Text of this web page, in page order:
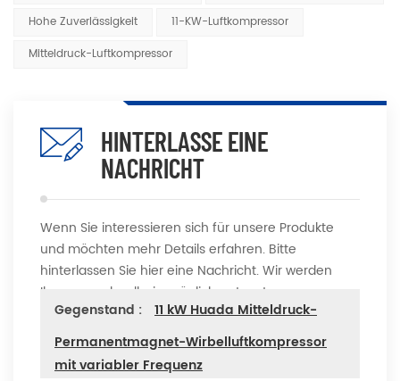
Hohe Zuverlässigkeit
11-KW-Luftkompressor
Mitteldruck-Luftkompressor
HINTERLASSE EINE
NACHRICHT
Wenn Sie interessieren sich für unsere Produkte
und möchten mehr Details erfahren. Bitte
hinterlassen Sie hier eine Nachricht. Wir werden
Ihnen so schnell wie möglich antworten
Gegenstand :
11 kW Huada Mitteldruck-
Permanentmagnet-Wirbelluftkompressor
mit variabler Frequenz